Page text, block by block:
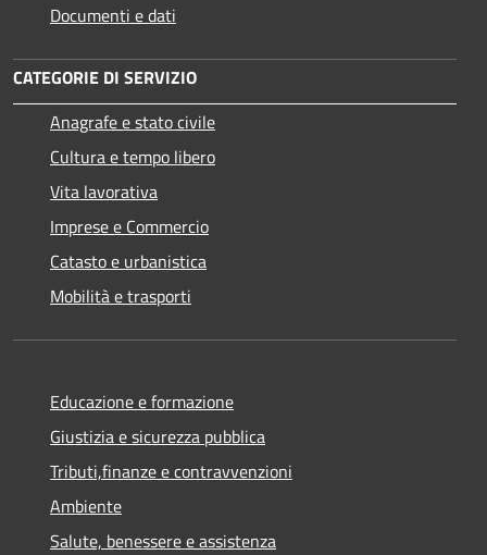
Documenti e dati
CATEGORIE DI SERVIZIO
Anagrafe e stato civile
Cultura e tempo libero
Vita lavorativa
Imprese e Commercio
Catasto e urbanistica
Mobilità e trasporti
Educazione e formazione
Giustizia e sicurezza pubblica
Tributi,finanze e contravvenzioni
Ambiente
Salute, benessere e assistenza